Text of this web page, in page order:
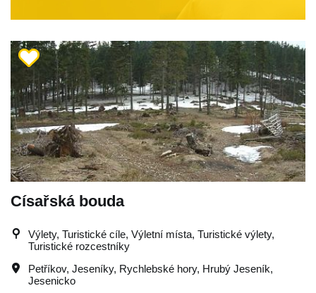
Císařská bouda
Výlety, Turistické cíle, Výletní místa, Turistické výlety,
Turistické rozcestníky
Petříkov, Jeseníky, Rychlebské hory, Hrubý Jeseník,
Jesenicko